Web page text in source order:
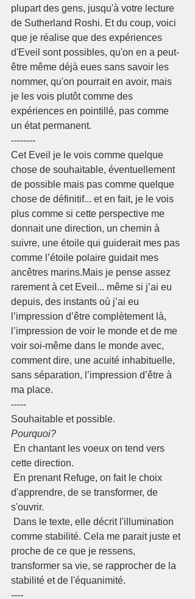
plupart des gens, jusqu'à votre lecture
de Sutherland Roshi. Et du coup, voici
que je réalise que des expériences
d'Eveil sont possibles, qu'on en a peut-
être même déjà eues sans savoir les
nommer, qu'on pourrait en avoir, mais
je les vois plutôt comme des
expériences en pointillé, pas comme
un état permanent.
--------
Cet Eveil je le vois comme quelque
chose de souhaitable, éventuellement
de possible mais pas comme quelque
chose de définitif... et en fait, je le vois
plus comme si cette perspective me
donnait une direction, un chemin à
suivre, une étoile qui guiderait mes pas
comme l’étoile polaire guidait mes
ancêtres marins.Mais je pense assez
rarement à cet Eveil... même si j’ai eu
depuis, des instants où j’ai eu
l’impression d’être complètement là,
l’impression de voir le monde et de me
voir soi-même dans le monde avec,
comment dire, une acuité inhabituelle,
sans séparation, l’impression d’être à
ma place.
-----
Souhaitable et possible.
Pourquoi?
cette direction.
d'apprendre, de se transformer, de
s'ouvrir.
comme stabilité. Cela me parait juste et
proche de ce que je ressens,
transformer sa vie, se rapprocher de la
stabilité et de l'équanimité.
----